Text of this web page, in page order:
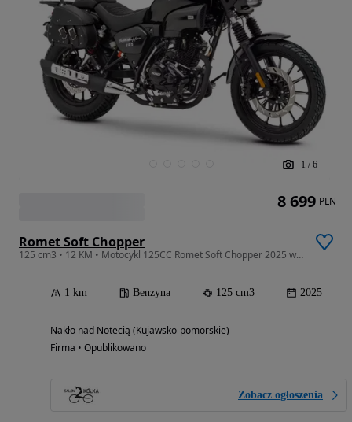
1 / 6
Romet Soft Chopper
125 cm3 • 12 KM • Motocykl 125CC Romet Soft Chopper 2025 wysyłka salon2kolka
1 km Benzyna 125 cm3 2025
Nakło nad Notecią (Kujawsko-pomorskie)
Firma • Opublikowano
Zobacz ogłoszenia
8 699 PLN